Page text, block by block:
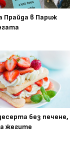
Прайда в Париж
без печене,
жегите